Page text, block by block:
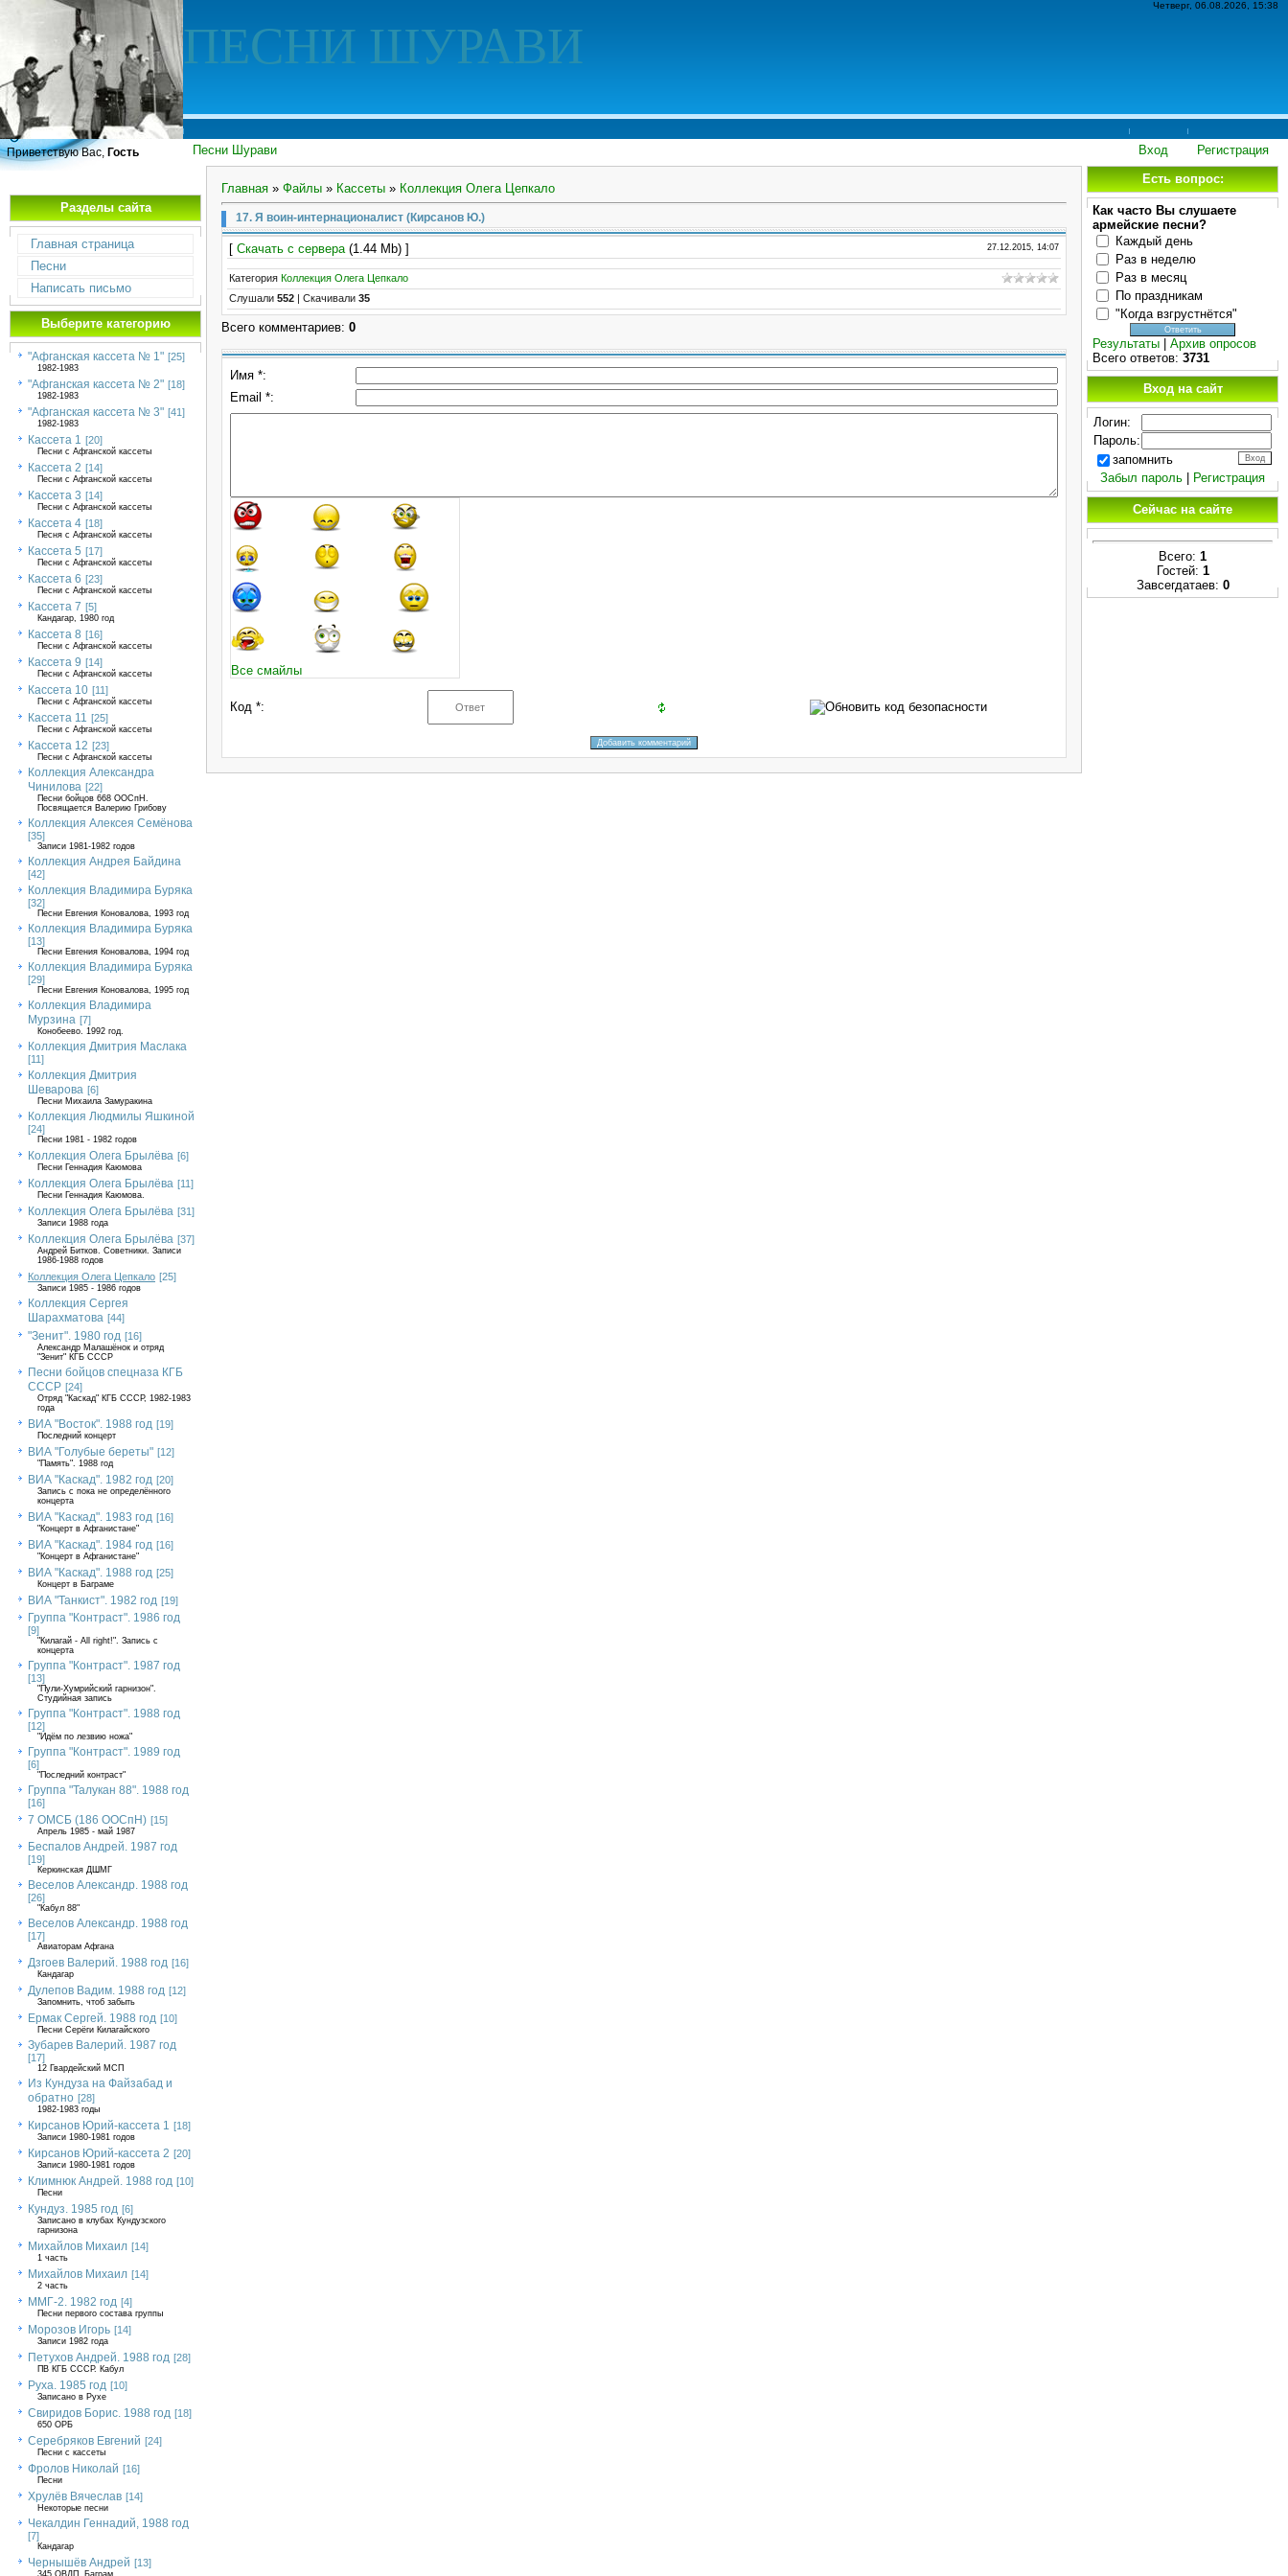
Четверг, 06.08.2026, 15:38
ПЕСНИ ШУРАВИ
Песни Шурави Регистрация
Вход
Приветствую Вас, Гость
Разделы сайта
Главная страница
Песни
Написать письмо
Выберите категорию
"Афганская кассета № 1" [25]
1982-1983
"Афганская кассета № 2" [18]
1982-1983
"Афганская кассета № 3" [41]
1982-1983
Кассета 1 [20]
Песни с Афганской кассеты
Кассета 2 [14]
Песни с Афганской кассеты
Кассета 3 [14]
Песни с Афганской кассеты
Кассета 4 [18]
Песня с Афганской кассеты
Кассета 5 [17]
Песни с Афганской кассеты
Кассета 6 [23]
Песни с Афганской кассеты
Кассета 7 [5]
Кандагар, 1980 год
Кассета 8 [16]
Песни с Афганской кассеты
Кассета 9 [14]
Песни с Афганской кассеты
Кассета 10 [11]
Песни с Афганской кассеты
Кассета 11 [25]
Песни с Афганской кассеты
Кассета 12 [23]
Песни с Афганской кассеты
Коллекция Александра
Чинилова [22]
Песни бойцов 668 ООСпН.
Посвящается Валерию Грибову
Коллекция Алексея Семёнова
[35]
Записи 1981-1982 годов
Коллекция Андрея Байдина
[42]
Коллекция Владимира Буряка
[32]
Песни Евгения Коновалова, 1993 год
Коллекция Владимира Буряка
[13]
Песни Евгения Коновалова, 1994 год
Коллекция Владимира Буряка
[29]
Песни Евгения Коновалова, 1995 год
Коллекция Владимира
Мурзина [7]
Конобеево. 1992 год.
Коллекция Дмитрия Маслака
[11]
Коллекция Дмитрия
Шеварова [6]
Песни Михаила Замуракина
Коллекция Людмилы Яшкиной
[24]
Песни 1981 - 1982 годов
Коллекция Олега Брылёва [6]
Песни Геннадия Каюмова
Коллекция Олега Брылёва [11]
Песни Геннадия Каюмова.
Коллекция Олега Брылёва [31]
Записи 1988 года
Коллекция Олега Брылёва [37]
Андрей Битков. Советники. Записи
1986-1988 годов
Коллекция Олега Цепкало [25]
Записи 1985 - 1986 годов
Коллекция Сергея
Шарахматова [44]
"Зенит". 1980 год [16]
Александр Малашёнок и отряд
"Зенит" КГБ СССР
Песни бойцов спецназа КГБ
СССР [24]
Отряд "Каскад" КГБ СССР, 1982-1983
года
ВИА "Восток". 1988 год [19]
Последний концерт
ВИА "Голубые береты" [12]
"Память". 1988 год
ВИА "Каскад". 1982 год [20]
Запись с пока не определённого
концерта
ВИА "Каскад". 1983 год [16]
"Концерт в Афганистане"
ВИА "Каскад". 1984 год [16]
"Концерт в Афганистане"
ВИА "Каскад". 1988 год [25]
Концерт в Баграме
ВИА "Танкист". 1982 год [19]
Группа "Контраст". 1986 год
[9]
"Килагай - All right!". Запись с
концерта
Группа "Контраст". 1987 год
[13]
"Пули-Хумрийский гарнизон".
Студийная запись
Группа "Контраст". 1988 год
[12]
"Идём по лезвию ножа"
Группа "Контраст". 1989 год
[6]
"Последний контраст"
Группа "Талукан 88". 1988 год
[16]
7 ОМСБ (186 ООСпН) [15]
Апрель 1985 - май 1987
Беспалов Андрей. 1987 год
[19]
Керкинская ДШМГ
Веселов Александр. 1988 год
[26]
"Кабул 88"
Веселов Александр. 1988 год
[17]
Авиаторам Афгана
Дзгоев Валерий. 1988 год [16]
Кандагар
Дулепов Вадим. 1988 год [12]
Запомнить, чтоб забыть
Ермак Сергей. 1988 год [10]
Песни Серёги Килагайского
Зубарев Валерий. 1987 год
[17]
12 Гвардейский МСП
Из Кундуза на Файзабад и
обратно [28]
1982-1983 годы
Кирсанов Юрий-кассета 1 [18]
Записи 1980-1981 годов
Кирсанов Юрий-кассета 2 [20]
Записи 1980-1981 годов
Климнюк Андрей. 1988 год [10]
Песни
Кундуз. 1985 год [6]
Записано в клубах Кундузского
гарнизона
Михайлов Михаил [14]
1 часть
Михайлов Михаил [14]
2 часть
ММГ-2. 1982 год [4]
Песни первого состава группы
Морозов Игорь [14]
Записи 1982 года
Петухов Андрей. 1988 год [28]
ПВ КГБ СССР. Кабул
Руха. 1985 год [10]
Записано в Рухе
Свиридов Борис. 1988 год [18]
650 ОРБ
Серебряков Евгений [24]
Песни с кассеты
Фролов Николай [16]
Песни
Хрулёв Вячеслав [14]
Некоторые песни
Чекалдин Геннадий, 1988 год
[7]
Кандагар
Чернышёв Андрей [13]
345 ОВДП, Баграм
Главная » Файлы » Кассеты » Коллекция Олега Цепкало
17. Я воин-интернационалист (Кирсанов Ю.)
[ Скачать с сервера(1.44 Mb) ] 27.12.2015, 14:07
Категория Коллекция Олега Цепкало
Слушали 552 Скачивали 35
Всего комментариев: 0
Имя *:
Email *:
Все смайлы
Код *:
Есть вопрос:
Как часто Вы слушаете
армейские песни?
Каждый день
Раз в неделю
Раз в месяц
По праздникам
"Когда взгрустнётся"
Результаты
Архив опросов
Всего ответов: 3731
Вход на сайт
Логин:
Пароль:
запомнить
Забыл пароль
Регистрация
Сейчас на сайте
Всего: 1
Гостей: 1
Завсегдатаев: 0